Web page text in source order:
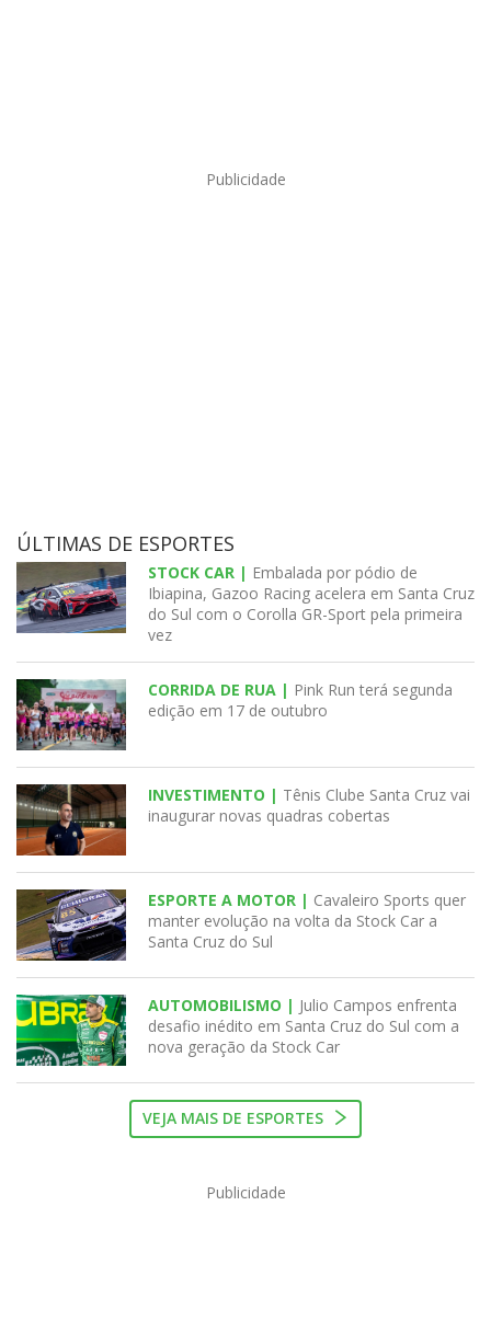
Publicidade
ÚLTIMAS DE ESPORTES
STOCK CAR | Embalada por pódio de
Ibiapina, Gazoo Racing acelera em Santa Cruz
do Sul com o Corolla GR-Sport pela primeira
vez
CORRIDA DE RUA | Pink Run terá segunda
edição em 17 de outubro
INVESTIMENTO | Tênis Clube Santa Cruz vai
inaugurar novas quadras cobertas
ESPORTE A MOTOR | Cavaleiro Sports quer
manter evolução na volta da Stock Car a
Santa Cruz do Sul
AUTOMOBILISMO | Julio Campos enfrenta
desafio inédito em Santa Cruz do Sul com a
nova geração da Stock Car
VEJA MAIS DE ESPORTES
Publicidade